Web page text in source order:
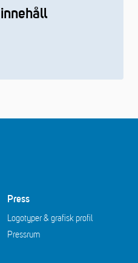
Press
Logotyper & grafisk profil
Pressrum